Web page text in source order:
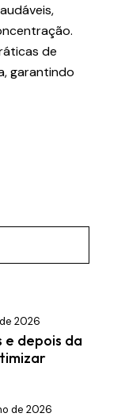
de
garantindo
2026
e depois da
de 2026